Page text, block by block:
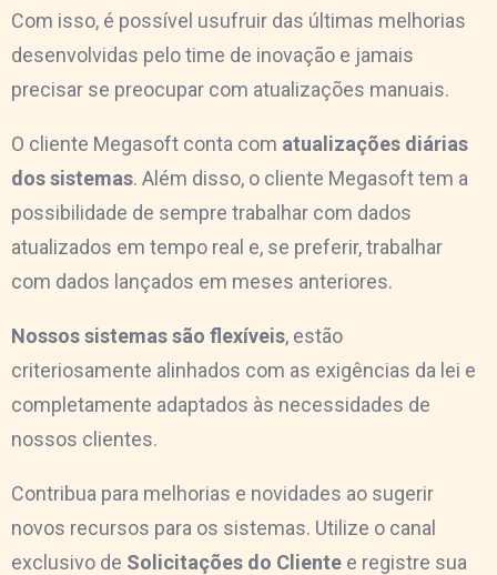
Com isso, é possível usufruir das últimas melhorias
desenvolvidas pelo time de inovação e jamais
precisar se preocupar com atualizações manuais.
O cliente Megasoft conta com atualizações diárias
dos sistemas. Além disso, o cliente Megasoft tem a
possibilidade de sempre trabalhar com dados
atualizados em tempo real e, se preferir, trabalhar
com dados lançados em meses anteriores.
Nossos sistemas são flexíveis, estão
criteriosamente alinhados com as exigências da lei e
completamente adaptados às necessidades de
nossos clientes.
Contribua para melhorias e novidades ao sugerir
novos recursos para os sistemas. Utilize o canal
exclusivo de Solicitações do Cliente e registre sua